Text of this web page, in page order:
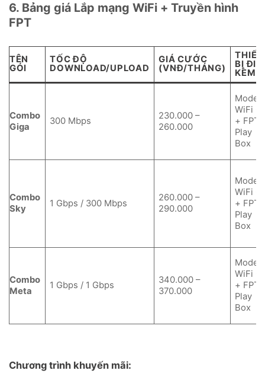
6. Bảng giá Lắp mạng WiFi + Truyền hình
FPT
TÊN
GÓI
TỐC ĐỘ
DOWNLOAD/UPLOAD
GIÁ CƯỚC
(VNĐ/THÁNG)
THIẾT
BỊ ĐI
KÈM
Combo
Giga
300 Mbps
230.000 –
260.000
WiFi 6
+ FPT
Play
Box
Combo
Sky
1 Gbps / 300 Mbps
260.000 –
290.000
WiFi 6
+ FPT
Play
Box
Combo
Meta
1 Gbps / 1 Gbps
340.000 –
370.000
WiFi 6
+ FPT
Play
Box
Chương trình khuyến mãi: